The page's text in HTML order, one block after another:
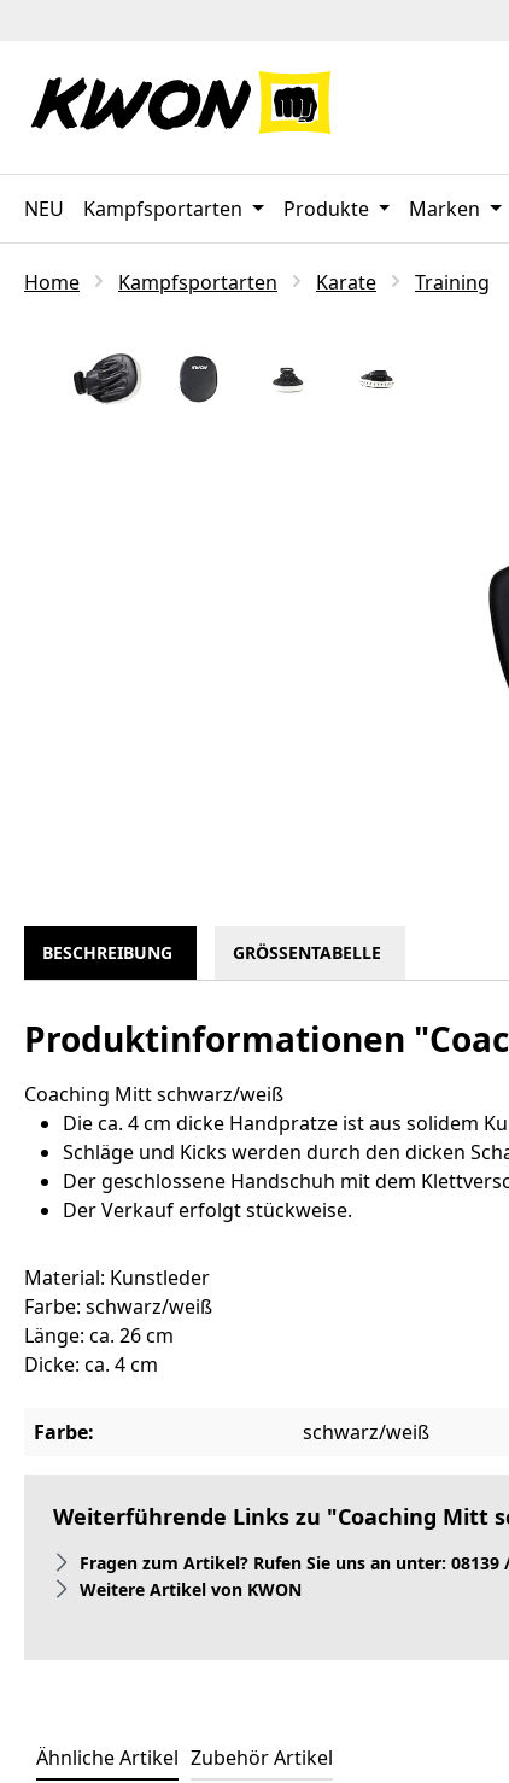
NEU Kampfsportarten Produkte Marken
Home Kampfsportarten Karate Training
Bildergalerie überspringen
BESCHREIBUNG GRÖSSENTABELLE
Produktinformationen
Coaching Mitt schwarz/weiß
Die ca. 4 cm dicke Handpratze ist aus solidem
Schläge und Kicks werden durch den dicken
Der geschlossene Handschuh mit dem
Der Verkauf erfolgt stückweise.
Material: Kunstleder
Farbe: schwarz/weiß
Länge: ca. 26 cm
Dicke: ca. 4 cm
Farbe: schwarz/weiß
Weiterführende Links zu "Coaching Mitt
Fragen zum Artikel? Rufen Sie uns an unter:
Weitere Artikel von KWON
Ähnliche Artikel Zubehör Artikel